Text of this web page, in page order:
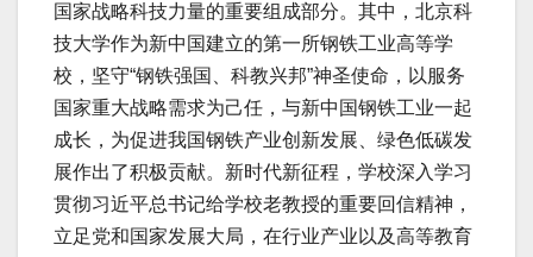
国家战略科技力量的重要组成部分。其中，北京科
技大学作为新中国建立的第一所钢铁工业高等学
校，坚守“钢铁强国、科教兴邦”神圣使命，以服务
国家重大战略需求为己任，与新中国钢铁工业一起
成长，为促进我国钢铁产业创新发展、绿色低碳发
展作出了积极贡献。新时代新征程，学校深入学习
贯彻习近平总书记给学校老教授的重要回信精神，
立足党和国家发展大局，在行业产业以及高等教育